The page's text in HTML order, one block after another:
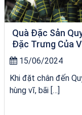
Quà Đặc Sản
Đặc Trưng Của
15/06/2024
Khi đặt chân đến
hùng vĩ, bãi […]